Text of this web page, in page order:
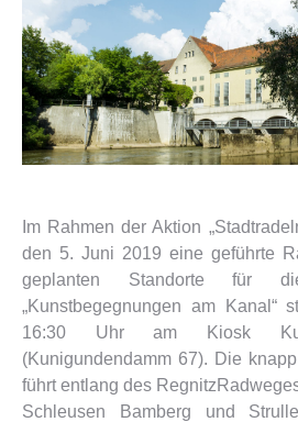
Im Rahmen der Aktion
den 5. Juni 2019 eine geführte
geplanten Standorte für
„Kunstbegegnungen am Kanal“
16:30 Uhr am Kiosk
(Kunigundendamm 67). Die
führt entlang des
Schleusen Bamberg und